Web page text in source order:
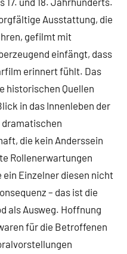
Ausstattung, die
gefilmt mit
einfängt, dass
erinnert fühlt. Das
historischen Quellen
in das Innenleben der
dramatischen
die kein Anderssein
Rollenerwartungen
Einzelner diesen nicht
– das ist die
als Ausweg. Hoffnung
für die Betroffenen